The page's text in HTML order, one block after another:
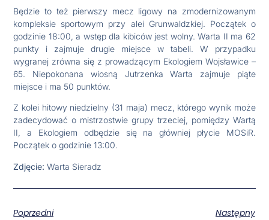
Będzie to też pierwszy mecz ligowy na zmodernizowanym
kompleksie sportowym przy alei Grunwaldzkiej. Początek o
godzinie 18:00, a wstęp dla kibiców jest wolny. Warta II ma 62
punkty i zajmuje drugie miejsce w tabeli. W przypadku
wygranej zrówna się z prowadzącym Ekologiem Wojsławice –
65. Niepokonana wiosną Jutrzenka Warta zajmuje piąte
miejsce i ma 50 punktów.
Z kolei hitowy niedzielny (31 maja) mecz, którego wynik może
zadecydować o mistrzostwie grupy trzeciej, pomiędzy Wartą
II, a Ekologiem odbędzie się na główniej płycie MOSiR.
Początek o godzinie 13:00.
Zdjęcie: Warta Sieradz
Poprzedni Następny